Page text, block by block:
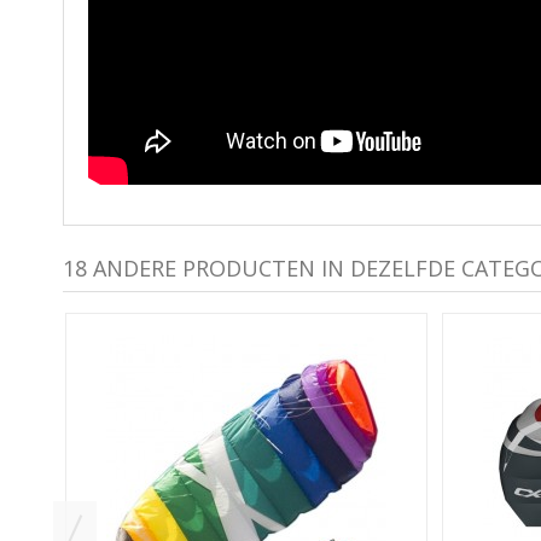
18 ANDERE PRODUCTEN IN DEZELFDE